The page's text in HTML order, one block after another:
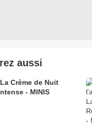
aussi
Crème de Nuit
- MINIS